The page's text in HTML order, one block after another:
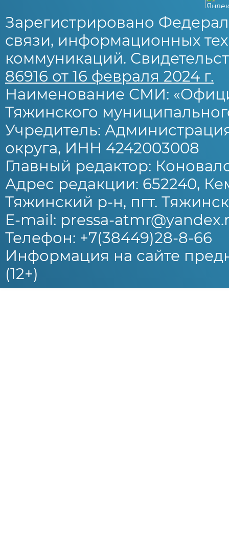
Зарегистрировано
связи, информационных
коммуникаций.
86916 от 16 февраля 2024 г.
Наименование СМИ:
Тяжинского
Учредитель:
округа, ИНН 4242003008
Главный редактор:
Адрес редакции: 652240,
Тяжинский р-н, пгт.
E-mail: pressa-
Телефон: +7(38449)28-8-66
Информация на сайте
(12+)